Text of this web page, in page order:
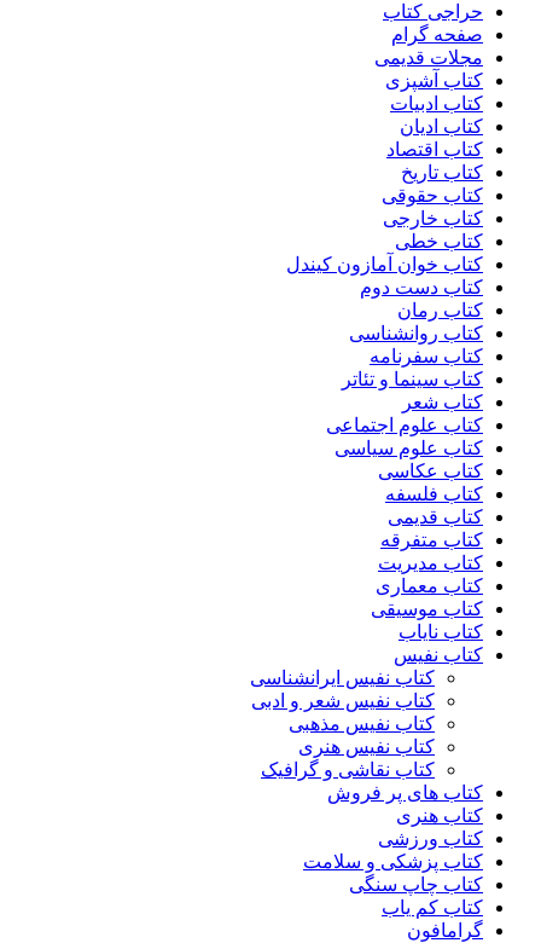
حراجی کتاب
صفحه گرام
مجلات قدیمی
کتاب آشپزی
کتاب ادبیات
کتاب ادیان
کتاب اقتصاد
کتاب تاریخ
کتاب حقوقی
کتاب خارجی
کتاب خطی
کتاب خوان آمازون کیندل
کتاب دست دوم
کتاب رمان
کتاب روانشناسی
کتاب سفرنامه
کتاب سینما و تئاتر
کتاب شعر
کتاب علوم اجتماعی
کتاب علوم سیاسی
کتاب عکاسی
کتاب فلسفه
کتاب قدیمی
کتاب متفرقه
کتاب مدیریت
کتاب معماری
کتاب موسیقی
کتاب نایاب
کتاب نفیس
کتاب نفیس ایرانشناسی
کتاب نفیس شعر و ادبی
کتاب نفیس مذهبی
کتاب نفیس هنری
کتاب نقاشی و گرافیک
کتاب های پر فروش
کتاب هنری
کتاب ورزشی
کتاب پزشکی و سلامت
کتاب چاپ سنگی
کتاب کم یاب
گرامافون